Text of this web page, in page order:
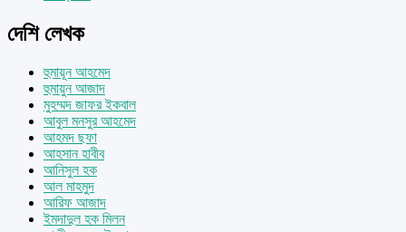
দেশি লেখক
হুমায়ূন আহমেদ
হুমায়ুন আজাদ
মুহম্মদ জাফর ইকবাল
আবুল মনসুর আহমেদ
আহমদ ছফা
আহসান হাবীব
আনিসুল হক
আল মাহমুদ
আরিফ আজাদ
ইমদাদুল হক মিলন